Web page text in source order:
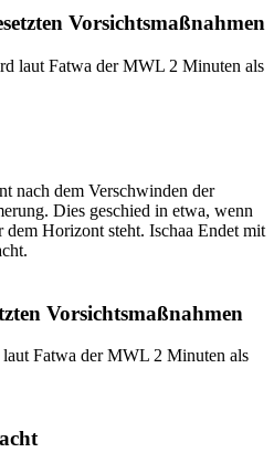
Vorsichtsmaßnahmen
laut Fatwa der MWL 2 Minuten als
nach dem Verschwinden der
Dies geschied in etwa, wenn
dem Horizont steht. Ischaa Endet mit
Vorsichtsmaßnahmen
Fatwa der MWL 2 Minuten als